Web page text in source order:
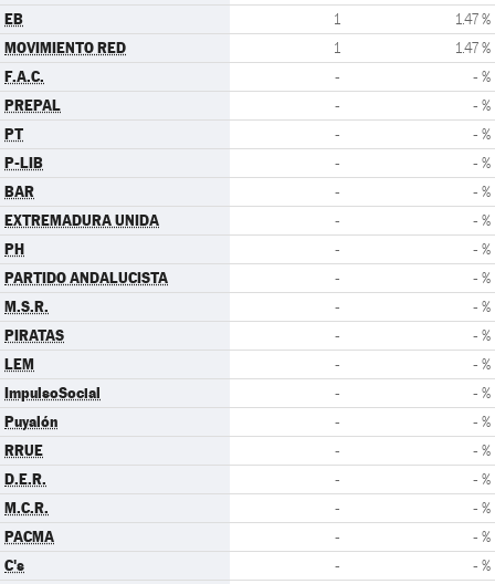
EB 1 1.47 %
MOVIMIENTO RED 1 1.47 %
F.A.C. - - %
PREPAL - - %
PT - - %
P-LIB - - %
BAR - - %
EXTREMADURA UNIDA - - %
PH - - %
PARTIDO ANDALUCISTA - - %
M.S.R. - - %
PIRATAS - - %
LEM - - %
ImpulsoSocial - - %
Puyalón - - %
RRUE - - %
D.E.R. - - %
M.C.R. - - %
PACMA - - %
C's - - %